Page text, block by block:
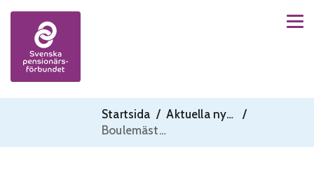
Skip to content
Startsida / Aktuella nyheter
/
Boulemästerskapet på Åland avgjort